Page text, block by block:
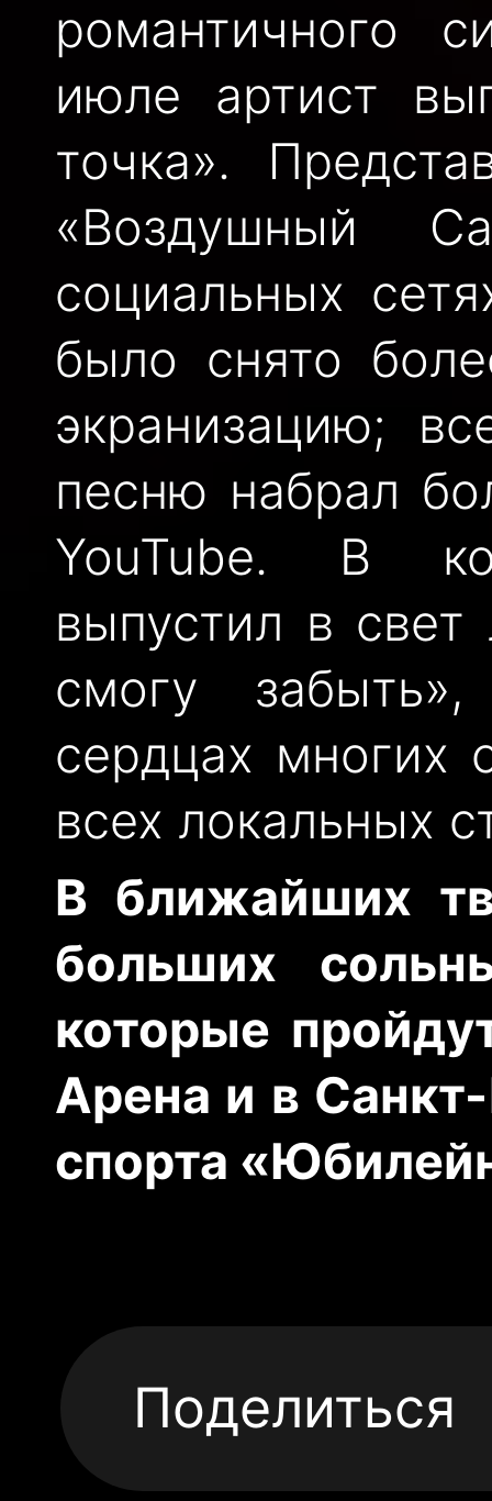
романтичного
июле артист
точка».
«Воздушный
социальных
было снято
экранизацию;
песню набрал
YouTube. В
выпустил в
смогу
сердцах многих
всех локальных
В ближайших
больших
которые
Арена и в
спорта
Поделиться